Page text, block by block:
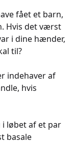
fået et barn,
Hvis det værst
i dine hænder,
til?
indehaver af
hvis
løbet af et par
basale